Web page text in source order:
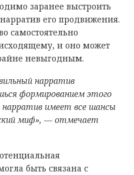
заранее выстроить
его продвижения.
самостоятельно
и оно может
невыгодным.
нарратив
формированием этого
имеет все шансы
миф», — отмечает
быть связана с